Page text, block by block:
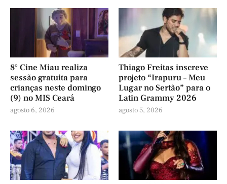
8° Cine Miau realiza
sessão gratuita para
crianças neste domingo
(9) no MIS Ceará
agosto 6, 2026
Thiago Freitas inscreve
projeto “Irapuru – Meu
Lugar no Sertão” para o
Latin Grammy 2026
agosto 5, 2026